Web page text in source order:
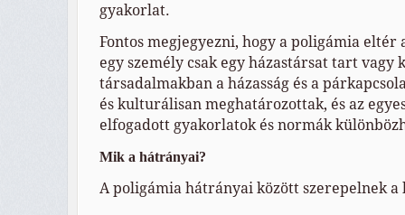
gyakorlat.
Fontos megjegyezni, hogy a poligámia eltér
egy személy csak egy házastársat tart vagy
társadalmakban a házasság és a
és kulturálisan meghatározottak, és az
elfogadott gyakorlatok és normák
Mik a hátrányai?
A poligámia hátrányai között szerepelnek a